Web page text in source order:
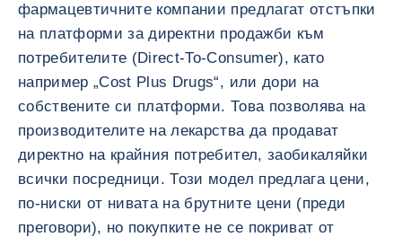
фармацевтичните компании предлагат отстъпки
на платформи за директни продажби към
потребителите (Direct-To-Consumer), като
например „Cost Plus Drugs“, или дори на
собствените си платформи. Това позволява на
производителите на лекарства да продават
директно на крайния потребител, заобикаляйки
всички посредници. Този модел предлага цени,
по-ниски от нивата на брутните цени (преди
преговори), но покупките не се покриват от